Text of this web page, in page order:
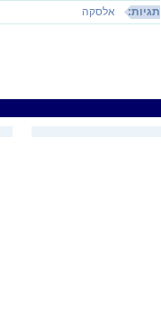
תגיות: אלסקה